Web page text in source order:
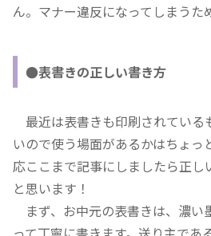
ん。マナー違反になってしまうた
●表書きの正しい書き方
最近は表書きも印刷されている
いので使う場面があるかはちょ
応ここまで記事にしましたら正し
と思います！
まず、お中元の表書きは、濃い